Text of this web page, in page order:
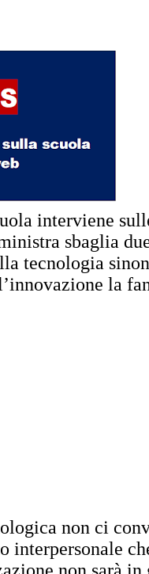
interviene
sbaglia
tecnologia
la
non ci
interpersonale